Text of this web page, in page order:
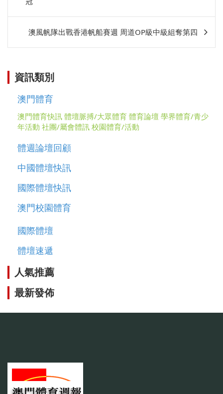
相
澳風帆隊出戰香港帆船賽週 周道OP級中級組奪第四
資訊類別
澳門體育
澳門體育快訊 體壇脈搏/大眾體育 體育論壇 學界體育/青少
年活動 社團/屬會體訊 校園體育/活動
體週論壇回顧
中國體壇快訊
國際體壇快訊
澳門校園體育
國際體壇
體壇速遞
人氣推薦
最新發佈